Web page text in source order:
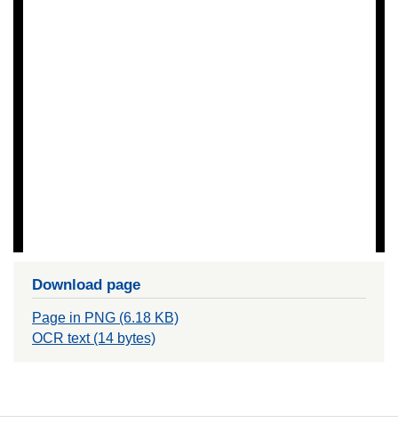
Download page
Page in PNG (6.18 KB)
OCR text (14 bytes)